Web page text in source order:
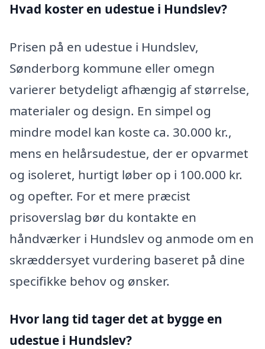
Hvad koster en udestue i Hundslev?
Prisen på en udestue i Hundslev,
Sønderborg kommune eller omegn
varierer betydeligt afhængig af størrelse,
materialer og design. En simpel og
mindre model kan koste ca. 30.000 kr.,
mens en helårsudestue, der er opvarmet
og isoleret, hurtigt løber op i 100.000 kr.
og opefter. For et mere præcist
prisoverslag bør du kontakte en
håndværker i Hundslev og anmode om en
skræddersyet vurdering baseret på dine
specifikke behov og ønsker.
Hvor lang tid tager det at bygge en
udestue i Hundslev?